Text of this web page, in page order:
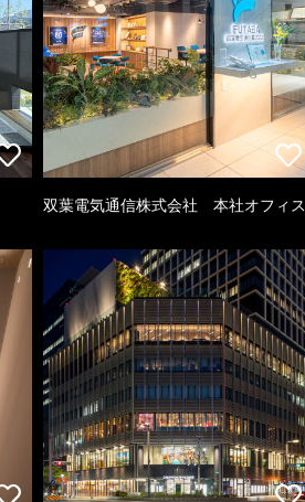
双葉電気通信株式会社 本社オフィス